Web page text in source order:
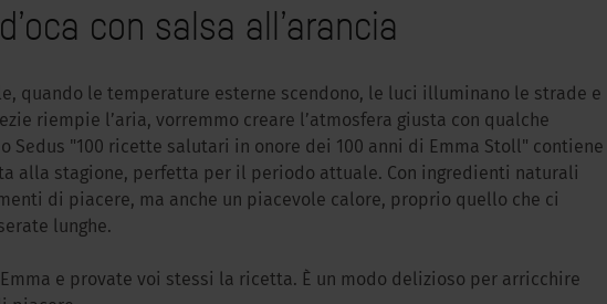
con salsa all’arancia
quando le temperature esterne scendono, le luci illuminano le strade e
riempie l’aria, vorremmo creare l’atmosfera giusta con qualche
"100 ricette salutari in onore dei 100 anni di Emma Stoll" contiene
alla stagione, perfetta per il periodo attuale. Con ingredienti naturali
di piacere, ma anche un piacevole calore, proprio quello che ci
lunghe.
e provate voi stessi la ricetta. È un modo delizioso per arricchire